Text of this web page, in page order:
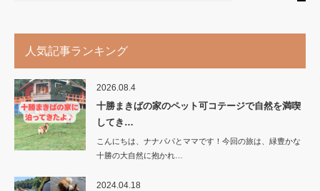
人気記事ランキング
2026.08.4
十勝まきばの家のペット可コテージで自然を満喫
してき…
こんにちは、ナナパパとママです！今回の旅は、緑豊かな
十勝の大自然に抱かれ…
2024.04.18